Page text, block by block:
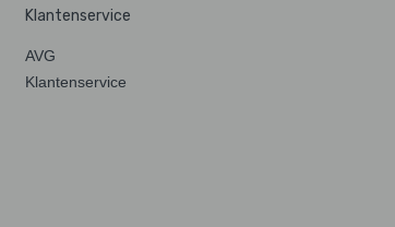
Klantenservice
AVG
Klantenservice